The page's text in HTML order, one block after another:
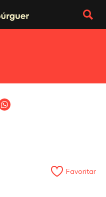
Favoritar